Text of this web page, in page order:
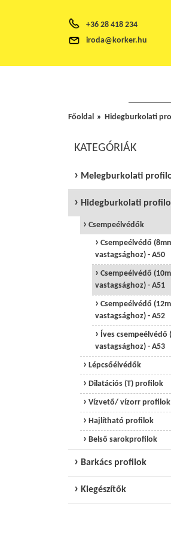
+36 28 418 234
iroda@korker.hu
Főoldal Hidegburkolati
KATEGÓRIÁK
Melegburkolati
Hidegburkolati
Csempeélvédők
Csempeélvédő
vastagsághoz) - A50
Csempeélvédő
vastagsághoz) - A51
Csempeélvédő
vastagsághoz) - A52
Íves
vastagsághoz) - A53
Lépcsőélvédők
Dilatációs (T) profilok
Vízvető/ vízorr profilok
Hajlítható profilok
Belső sarokprofilok
Barkács profilok
Kiegészítők